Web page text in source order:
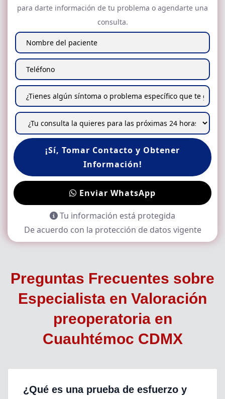
para darte información de tu problema o agendarte una
consulta.
¡Sí, Tomar Contacto y Obtener
Información!
Enviar WhatsApp
Tu información está protegida
De acuerdo con la protección de datos vigente
Preguntas Frecuentes sobre
Especialista en Valoración
preoperatoria en
Cuauhtémoc CDMX
¿Qué es una prueba de esfuerzo y